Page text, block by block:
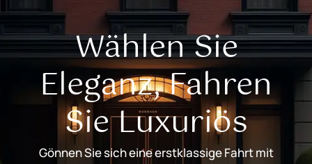
Wählen Sie
Eleganz, Fahren
Sie Luxuriös
Gönnen Sie sich eine erstklassige Fahrt mit